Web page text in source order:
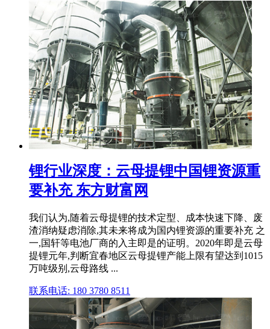
锂行业深度：云母提锂中国锂资源重
要补充 东方财富网
我们认为,随着云母提锂的技术定型、成本快速下降、废
渣消纳疑虑消除,其未来将成为国内锂资源的重要补充 之
一,国轩等电池厂商的入主即是的证明。2020年即是云母
提锂元年,判断宜春地区云母提锂产能上限有望达到1015
万吨级别,云母路线 ...
联系电话: 180 3780 8511